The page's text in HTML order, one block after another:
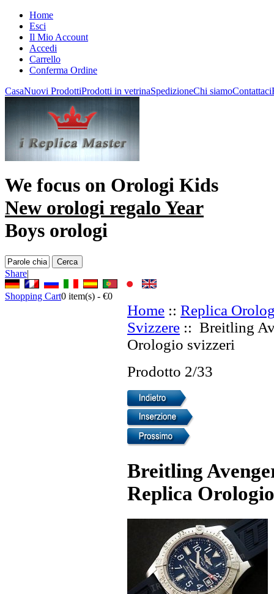
Home
Esci
Il Mio Account
Accedi
Carrello
Conferma Ordine
CasaNuovi ProdottiProdotti in vetrinaSpedizioneChi siamoContattaci
We focus on Orologi Kids
New orologi regalo Year
Boys orologi
Share|
Shopping Cart0 item(s) - €0
Home :: Replica
Svizzere :: Breitling
Orologio svizzeri
Prodotto 2/33
Breitling
Replica